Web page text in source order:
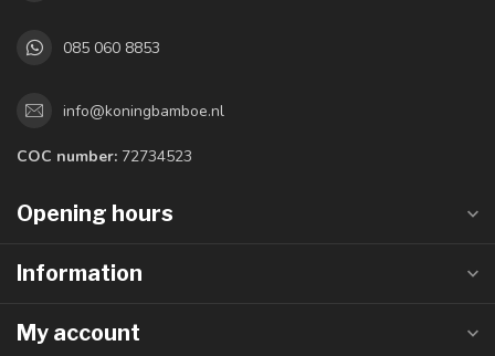
085 060 8853
info@koningbamboe.nl
COC number: 72734523
Opening hours
Information
My account